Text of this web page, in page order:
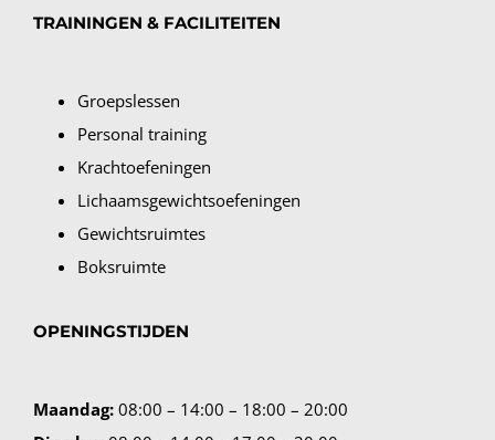
TRAININGEN & FACILITEITEN
Groepslessen
Personal training
Krachtoefeningen
Lichaamsgewichtsoefeningen
Gewichtsruimtes
Boksruimte
OPENINGSTIJDEN
Maandag:08:00 – 14:00 – 18:00 – 20:00